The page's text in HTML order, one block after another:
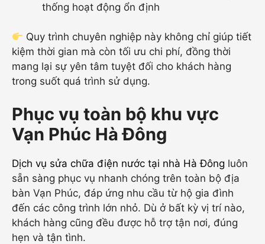
thống hoạt động ổn định
Quy trình chuyên nghiệp này không chỉ giúp tiết
kiệm thời gian mà còn tối ưu chi phí, đồng thời
mang lại sự yên tâm tuyệt đối cho khách hàng
trong suốt quá trình sử dụng.
Phục vụ toàn bộ khu vực
Vạn Phúc Hà Đông
Dịch vụ sửa chữa điện nước tại nhà Hà Đông luôn
sẵn sàng phục vụ nhanh chóng trên toàn bộ địa
bàn Vạn Phúc, đáp ứng nhu cầu từ hộ gia đình
đến các công trình lớn nhỏ. Dù ở bất kỳ vị trí nào,
khách hàng cũng đều được hỗ trợ tận nơi, đúng
hẹn và tận tình.